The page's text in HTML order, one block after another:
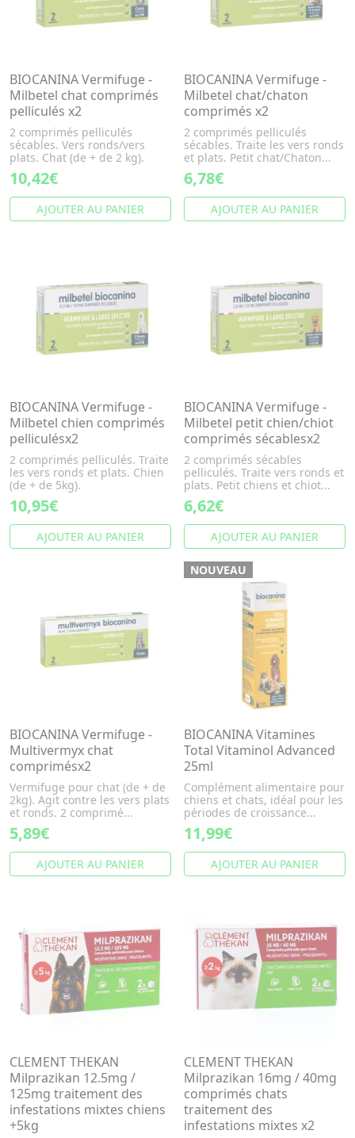
BIOCANINA Vermifuge -
Milbetel chat comprimés
pelliculés x2
2 comprimés pelliculés
sécables. Vers ronds/vers
plats. Chat (de + de 2 kg).
10,42€
AJOUTER AU PANIER
BIOCANINA Vermifuge -
Milbetel chat/chaton
comprimés x2
2 comprimés pelliculés
sécables. Traite les vers ronds
et plats. Petit chat/Chaton...
6,78€
AJOUTER AU PANIER
BIOCANINA Vermifuge -
Milbetel chien comprimés
pelliculésx2
2 comprimés pelliculés. Traite
les vers ronds et plats. Chien
(de + de 5kg).
10,95€
AJOUTER AU PANIER
BIOCANINA Vermifuge -
Milbetel petit chien/chiot
comprimés sécablesx2
2 comprimés sécables
pelliculés. Traite vers ronds et
plats. Petit chiens et chiot...
6,62€
AJOUTER AU PANIER
BIOCANINA Vermifuge -
Multivermyx chat
comprimésx2
Vermifuge pour chat (de + de
2kg). Agit contre les vers plats
et ronds. 2 comprimé...
5,89€
AJOUTER AU PANIER
NOUVEAU
BIOCANINA Vitamines
Total Vitaminol Advanced
25ml
Complément alimentaire pour
chiens et chats, idéal pour les
périodes de croissance...
11,99€
AJOUTER AU PANIER
CLEMENT THEKAN
Milprazikan 12.5mg /
125mg traitement des
infestations mixtes chiens
+5kg
CLEMENT THEKAN
Milprazikan 16mg / 40mg
comprimés chats
traitement des
infestations mixtes x2